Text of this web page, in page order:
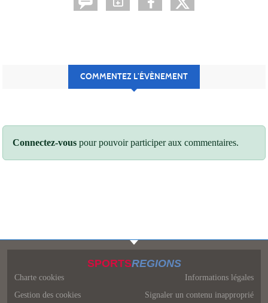
COMMENTEZ L’ÉVÈNEMENT
Connectez-vous pour pouvoir participer aux commentaires.
SPORTSREGIONS
Charte cookies
Gestion des cookies
Informations légales
Signaler un contenu inapproprié